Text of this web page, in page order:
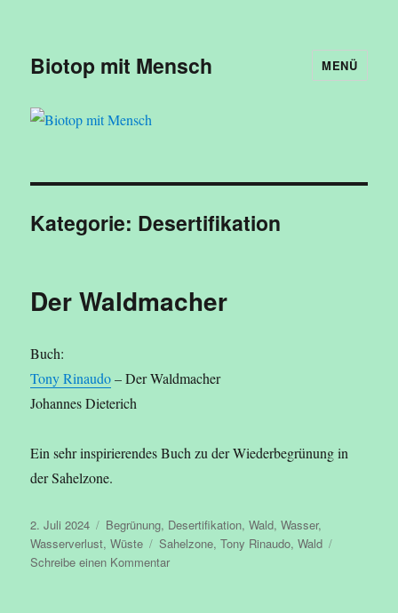
Biotop mit Mensch MENÜ
Kategorie: Desertifikation
Der Waldmacher
Buch:
Tony Rinaudo– Der Waldmacher
Johannes Dieterich
Ein sehr inspirierendes Buch zu der Wiederbegrünung in
der Sahelzone.
Veröffentlicht
am
2. Juli 2024 Kategorien
Begrünung, Desertifikation,Wald,Wasser,
Wasserverlust,Wüste Schlagwörter
Sahelzone,Tony Rinaudo,Wald
Schreibe einen Kommentarzu